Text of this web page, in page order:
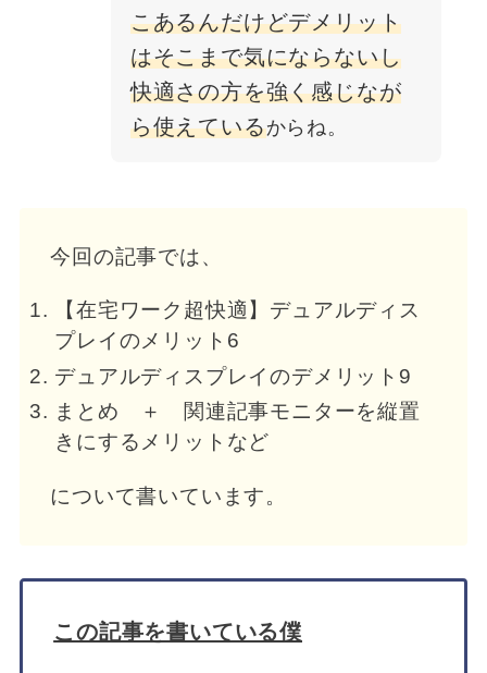
こあるんだけどデメリット
はそこまで気にならないし
快適さの方を強く感じなが
ら使えているからね。
今回の記事では、
【在宅ワーク超快適】デュアルディス
プレイのメリット6
デュアルディスプレイのデメリット9
まとめ ＋ 関連記事モニターを縦置
きにするメリットなど
について書いています。
この記事を書いている僕